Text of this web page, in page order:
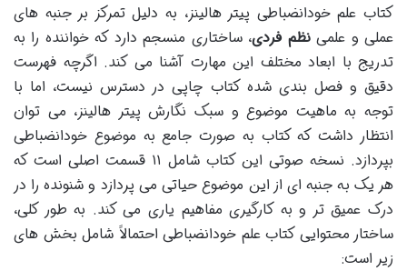
کتاب علم خودانضباطی پیتر هالینز، به دلیل تمرکز بر جنبه های
عملی و علمینظم فردی، ساختاری منسجم دارد که خواننده را به
تدریج با ابعاد مختلف این مهارت آشنا می کند. اگرچه فهرست
دقیق و فصل بندی شده کتاب چاپی در دسترس نیست، اما با
توجه به ماهیت موضوع و سبک نگارش پیتر هالینز، می توان
انتظار داشت که کتاب به صورت جامع به موضوع خودانضباطی
بپردازد. نسخه صوتی این کتاب شامل ۱۱ قسمت اصلی است که
هر یک به جنبه ای از این موضوع حیاتی می پردازد و شنونده را در
درک عمیق تر و به کارگیری مفاهیم یاری می کند. به طور کلی،
ساختار محتوایی کتاب علم خودانضباطی احتمالاً شامل بخش های
زیر است: